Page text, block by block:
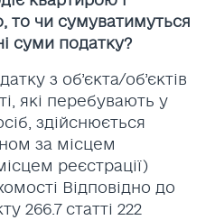
то чи сумуватимуться
суми податку?
з об’єкта/об’єктів
які перебувають у
здійснюється
за місцем
реєстрації)
Відповідно до
266.7 статті 222